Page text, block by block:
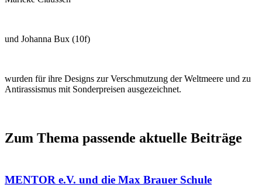
und Johanna Bux (10f)
wur­den für ihre Designs zur Verschmutzung der Weltmeere und zu
Antirassismus mit Sonderpreisen ausgezeichnet.
Zum Thema passende aktuelle Beiträge
MENTOR e.V. und die Max Brauer Schule